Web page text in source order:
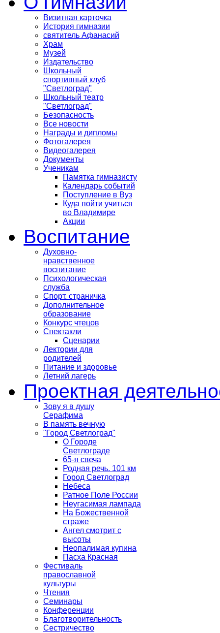
Визитная карточка
История гимназии
святитель Афанасий
Храм
Музей
Издательство
Школьный
спортивный клуб
"Светлоград"
Школьный театр
"Светлоград"
Безопасность
Все новости
Награды и дипломы
Фотогалерея
Видеогалерея
Документы
Ученикам
Памятка гимназисту
Календарь событий
Поступление в Вуз
Куда пойти учиться
во Владимире
Акции
Воспитание
Духовно-
нравственное
воспитание
Психологическая
служба
Спорт. страничка
Дополнительное
образование
Конкурс чтецов
Спектакли
Сценарии
Лектории для
родителей
Питание и здоровье
Летний лагерь
Проектная
Зову я в душу
Серафима
В память вечную
"Город Светлоград"
О Городе
Светлограде
65-я свеча
Родная речь. 101 км
Город Светлоград
Небеса
Ратное Поле России
Неугасимая лампада
На Божественной
страже
Ангел смотрит с
высоты
Неопалимая купина
Пасха Красная
Фестиваль
православной
культуры
Чтения
Семинары
Конференции
Благотворительность
Сестричество